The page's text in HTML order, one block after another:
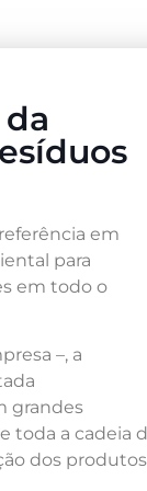
em
para
em todo o
–, a
grandes
toda a cadeia
dos produtos